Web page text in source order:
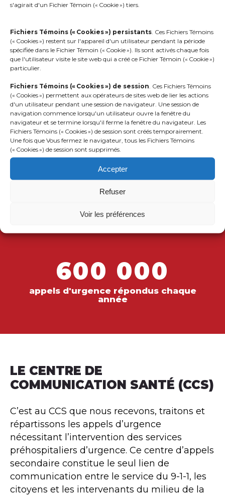
s'agirait d'un Fichier Témoin (« Cookie ») tiers.
Fichiers Témoins (« Cookies ») persistants . Ces Fichiers Témoins
(« Cookies ») restent sur l'appareil d'un utilisateur pendant la période
spécifiée dans le Fichier Témoin (« Cookie »). Ils sont activés chaque fois
que l'utilisateur visite le site web qui a créé ce Fichier Témoin (« Cookie »)
particulier.
Fichiers Témoins (« Cookies ») de session . Ces Fichiers Témoins
(« Cookies ») permettent aux opérateurs de sites web de lier les actions
d'un utilisateur pendant une session de navigateur. Une session de
navigation commence lorsqu'un utilisateur ouvre la fenêtre du
navigateur et se termine lorsqu'il ferme la fenêtre du navigateur. Les
Fichiers Témoins (« Cookies ») de session sont créés temporairement.
Une fois que Vous fermez le navigateur, tous les Fichiers Témoins
(« Cookies ») de session sont supprimés.
Accepter
Refuser
Voir les préférences
L’appel du citoyen est de type urgence
centre d’appels citoyens (division
CITAM).
600 000
appels d'urgence répondus chaque
année
LE CENTRE DE
COMMUNICATION SANTÉ (CCS)
C’est au CCS que nous recevons, traitons et
répartissons les appels d’urgence
nécessitant l’intervention des services
préhospitaliers d’urgence. Ce centre d’appels
secondaire constitue le seul lien de
communication entre le service du 9-1-1, les
citoyens et les intervenants du milieu de la